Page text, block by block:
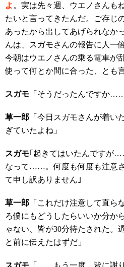
よ 。実は先々週、ウエノさんも
たいと言ってきたんだ。ご存じ
あったから出してあげられなか
んは、スガモさんの報告に人一
今朝はウエノさんの乗る電車が
使って何とか間に合った、とも
スガモ 「そうだったんですか……
草一郎 「今日スガモさんが着い
ぎていたよね」
スガモ｢起きてはいたんですが
なって……。何度も何度も注意
て申し訳ありません｣
草一郎 「これだけ注意して直ら
ろ僕にもどうしたらいいか分か
ゃない、皆が30分待たされた。
と前に伝えたはずだ」
スガモ 「……もう一度、皆に謝り